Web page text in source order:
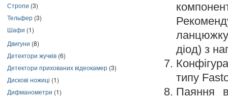
Стропи (3)
Тельфер (3)
Шафи (1)
Двигуни (8)
Детектори жучків (6)
Детектори прихованих відеокамер (3)
Дискові ножиці (1)
Дифманометри (1)
діод) з
типу
Паяння